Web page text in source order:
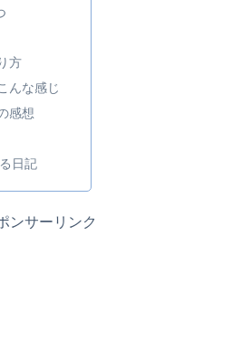
方
んな感じ
感想
日記
ンサーリンク